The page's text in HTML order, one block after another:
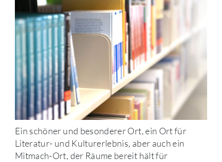
Ein schöner und besonderer Ort, ein Ort für
Literatur- und Kulturerlebnis, aber auch ein
Mitmach-Ort, der Räume bereit hält für